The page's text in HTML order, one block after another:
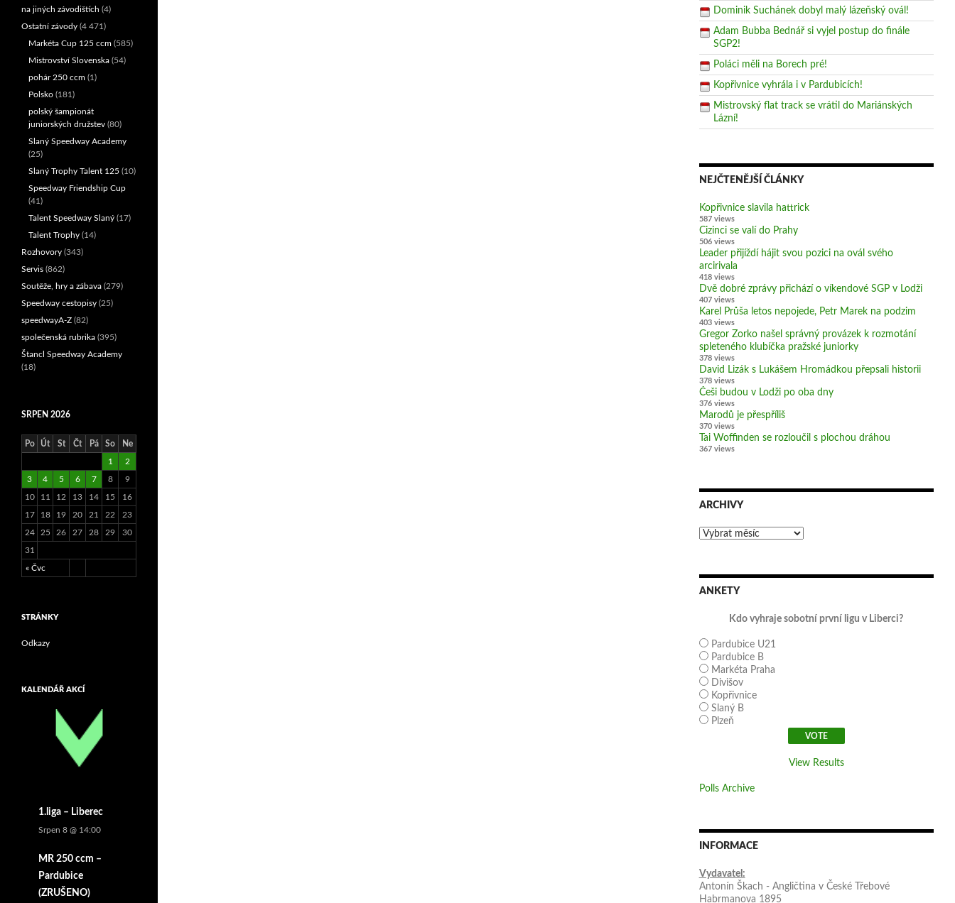
Dominik Suchánek dobyl malý lázeňský ovál!
Adam Bubba Bednář si vyjel postup do finále
SGP2!
Poláci měli na Borech pré!
Kopřivnice vyhrála i v Pardubicích!
Mistrovský flat track se vrátil do Mariánských
Lázní!
NEJČTENĚJŠÍ ČLÁNKY
Kopřivnice slavila hattrick
587 views
Cizinci se valí do Prahy
506 views
Leader přijíždí hájit svou pozici na ovál svého
arcirivala
418 views
Dvě dobré zprávy přichází o víkendové SGP v Lodži
407 views
Karel Průša letos nepojede, Petr Marek na podzim
403 views
Gregor Zorko našel správný provázek k rozmotání
spleteného klubíčka pražské juniorky
378 views
David Lizák s Lukášem Hromádkou přepsali historii
378 views
Češi budou v Lodži po oba dny
376 views
Marodů je přespříliš
370 views
Tai Woffinden se rozloučil s plochou dráhou
367 views
ARCHIVY
Archivy
ANKETY
Kdo vyhraje sobotní první ligu v Liberci?
Pardubice U21
Pardubice B
Markéta Praha
Divišov
Kopřivnice
Slaný B
Plzeň
View Results
Polls Archive
INFORMACE
Vydavatel:
Antonín Škach - Angličtina v České Třebové
Habrmanova 1895
na jiných závodištích (4)
Ostatní závody (4 471)
Markéta Cup 125 ccm (585)
Mistrovství Slovenska (54)
pohár 250 ccm (1)
Polsko (181)
polský šampionát
juniorských družstev (80)
Slaný Speedway Academy
(25)
Slaný Trophy Talent 125 (10)
Speedway Friendship Cup
(41)
Talent Speedway Slaný (17)
Talent Trophy (14)
Rozhovory (343)
Servis (862)
Soutěže, hry a zábava (279)
Speedway cestopisy (25)
speedwayA-Z (82)
společenská rubrika (395)
Štancl Speedway Academy
(18)
SRPEN 2026
Po Út St Čt Pá So Ne
« Čvc
1 2
3 4 5 6 7 8 9
10 11 12 13 14 15 16
17 18 19 20 21 22 23
24 25 26 27 28 29 30
31
STRÁNKY
Odkazy
KALENDÁŘ AKCÍ
1.liga – Liberec
Srpen 8 @ 14:00
MR 250 ccm –
Pardubice
(ZRUŠENO)